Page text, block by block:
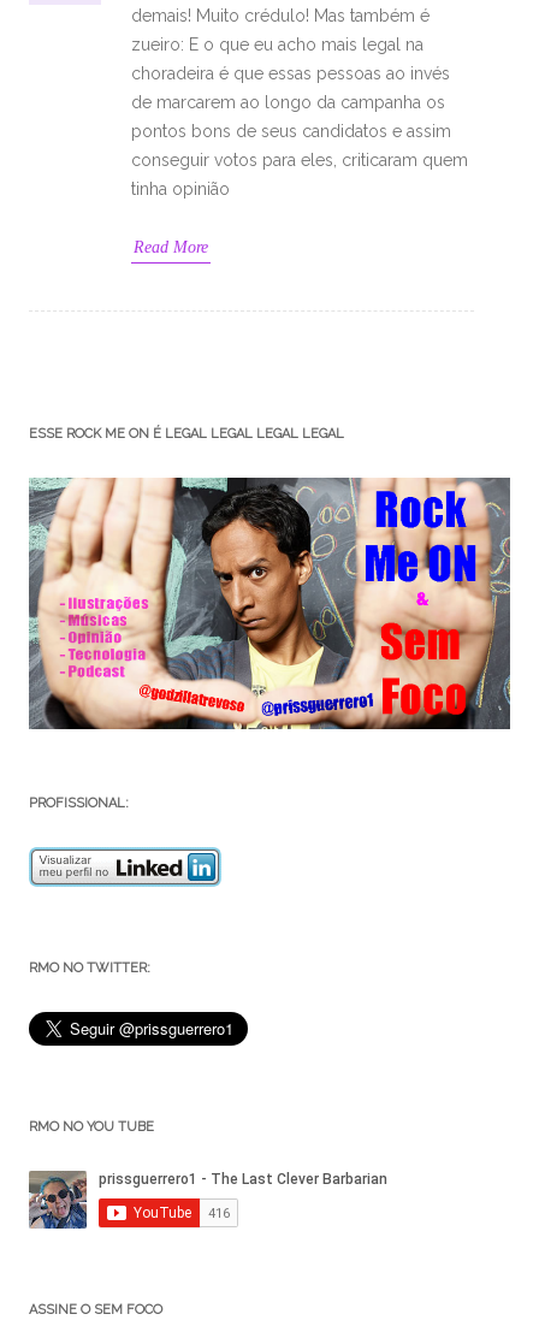
demais! Muito crédulo! Mas também é
zueiro: E o que eu acho mais legal na
choradeira é que essas pessoas ao invés
de marcarem ao longo da campanha os
pontos bons de seus candidatos e assim
conseguir votos para eles, criticaram quem
tinha opinião
Read More
ESSE ROCK ME ON É LEGAL LEGAL LEGAL LEGAL
PROFISSIONAL:
RMO NO TWITTER:
RMO NO YOU TUBE
ASSINE O SEM FOCO